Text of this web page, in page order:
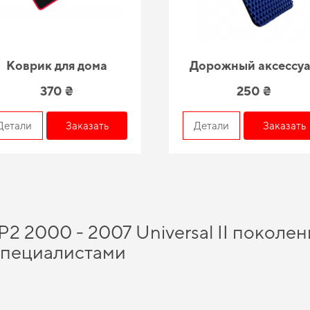
Коврик для дома
370 ₴
Заказать
Дорожный
250 ₴
Детали Заказать
2000 - 2007 Universal II
помогут вам сэкономить время и средства, а именно
для повседневной защиты -
и практических нововведений способно подарить вам максимальный